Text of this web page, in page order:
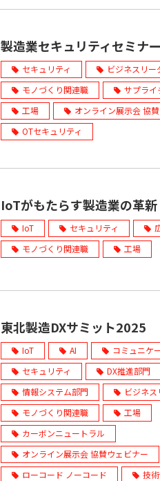
製造業セキュリティセミナ
セキュリティ
ビジネスリー
モノづくり関連職
サプライ
工場
オンライン展示会 協
OTセキュリティ
IoTがもたらす製造業の革新
IoT セキュリティ
モノづくり関連職
工場
東北製造DXサミット2025
IoT AI
コミュニケ
セキュリティ
DX推進部門
情報システム部門
ビジネ
モノづくり関連職
工場
カーボンニュートラル
オンライン展示会 協賛ウェビナー
ローコード ノーコード
技